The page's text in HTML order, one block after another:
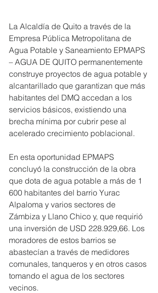
La Alcaldía de Quito a través de la
Empresa Pública Metropolitana de
Agua Potable y Saneamiento EPMAPS
– AGUA DE QUITO permanentemente
construye proyectos de agua potable y
alcantarillado que garantizan que más
habitantes del DMQ accedan a los
servicios básicos, existiendo una
brecha mínima por cubrir pese al
acelerado crecimiento poblacional.
En esta oportunidad EPMAPS
concluyó la construcción de la obra
que dota de agua potable a más de 1
600 habitantes del barrio Yurac
Alpaloma y varios sectores de
Zámbiza y Llano Chico y, que requirió
una inversión de USD 228.929,66. Los
moradores de estos barrios se
abastecían a través de medidores
comunales, tanqueros y en otros casos
tomando el agua de los sectores
vecinos.